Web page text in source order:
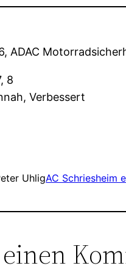
ADAC
8
Verbessert
UhligAC Schriesheim